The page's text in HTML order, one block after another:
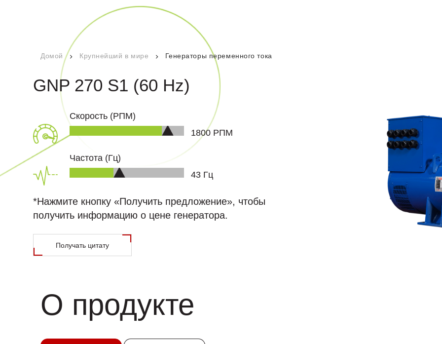
Технические документы
Домой Крупнейший в мире Генераторы переменного тока
GNP 270 S1 (60 Hz)
Скорость (РПМ)
1800 РПМ
Частота (Гц)
49 Гц
*Нажмите кнопку «Получить предложение», чтобы
получить информацию о цене генератора.
Получать цитату
О продукте